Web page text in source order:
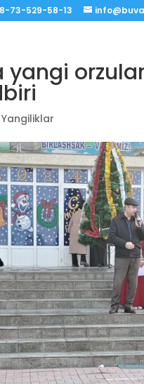
73-529-58-13
yangi
Yangiliklar